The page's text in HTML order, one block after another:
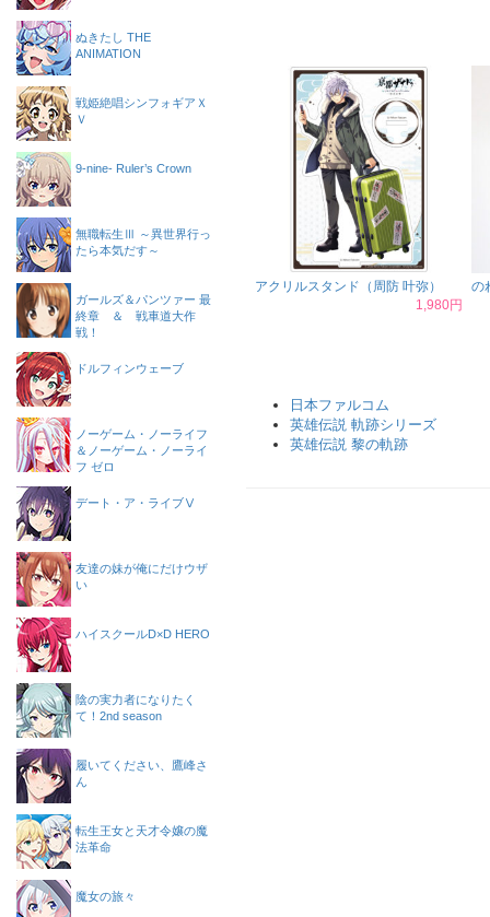
アクリルスタンド（周防 叶弥）
1,980円
の
日本ファルコム
英雄伝説 軌跡シリーズ
英雄伝説 黎の軌跡
ぬきたし THE
ANIMATION
戦姫絶唱シンフォギアＸ
Ｖ
9-nine- Ruler’s Crown
無職転生Ⅲ ～異世界行っ
たら本気だす～
ガールズ＆パンツァー 最
終章 ＆ 戦車道大作
戦！
ドルフィンウェーブ
ノーゲーム・ノーライフ
＆ノーゲーム・ノーライ
フ ゼロ
デート・ア・ライブⅤ
友達の妹が俺にだけウザ
い
ハイスクールD×D HERO
陰の実力者になりたく
て！2nd season
履いてください、鷹峰さ
ん
転生王女と天才令嬢の魔
法革命
魔女の旅々